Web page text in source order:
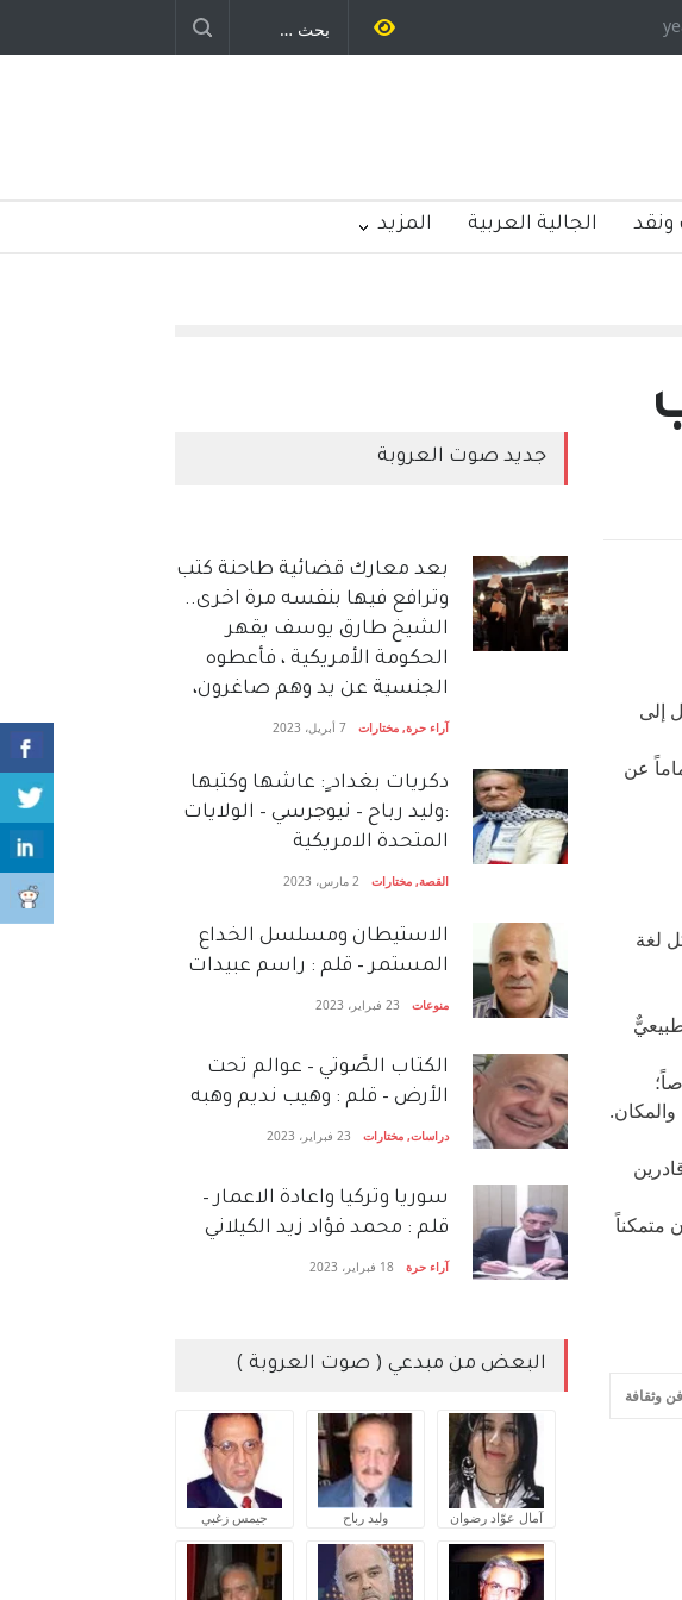
ونقد الجالية العربية المزيد
إلى
عن
لغة
متمكناً
فن وثقافة
جديد صوت العروبة
بعد معارك قضائية طاحنة كتب
وترافع فيها بنفسه مرة اخرى..
الشيخ طارق يوسف يقهر
الحكومة الأمريكية ، فأعطوه
الجنسية عن يد وهم صاغرون،
آراء حرة, مختارات 7 أبريل، 2023
دكريات بغداد ٍ: عاشها وكتبها
:وليد رباح – نيوجرسي – الولايات
المتحدة الامريكية
القصة, مختارات 2 مارس، 2023
الاستيطان ومسلسل الخداع
المستمر – قلم : راسم عبيدات
منوعات 23 فبراير، 2023
الكتاب الصَّوتي – عوالم تحت
الأرض – قلم : وهيب نديم وهبه
دراسات, مختارات 23 فبراير، 2023
سوريا وتركيا واعادة الاعمار –
قلم : محمد فؤاد زيد الكيلاني
آراء حرة 18 فبراير، 2023
البعض من مبدعي ( صوت العروبة )
آمال عوّاد رضوان وليد رباح جيمس زغبي